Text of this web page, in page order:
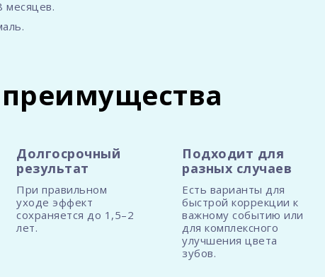
месяцев.
Долгосрочный
результат
При правильном
уходе эффект
сохраняется до 1,5–2
лет.
Подходит для
разных случаев
Есть варианты для
быстрой коррекции к
важному событию или
для комплексного
улучшения цвета
зубов.